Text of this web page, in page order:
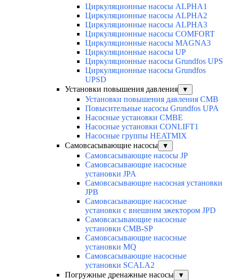
Циркуляционные насосы ALPHA1
Циркуляционные насосы ALPHA2
Циркуляционные насосы ALPHA3
Циркуляционные насосы COMFORT
Циркуляционные насосы MAGNA3
Циркуляционные насосы UP
Циркуляционные насосы Grundfos UPS
Циркуляционные насосы Grundfos
UPSD
Установки повышения давления
▼
Установки повышения давления CMB
Повысительные насосы Grundfos UPA
Насосные установки CMBE
Насосные установки CONLIFT1
Насосные группы HEATMIX
Самовсасывающие насосы
▼
Самовсасывающие насосы JP
Самовсасывающие насосные
установки JPA
Самовсасывающие насосная установки
JPB
Самовсасывающие насосные
установки с внешним эжектором JPD
Самовсасывающие насосные
установки CMB-SP
Самовсасывающие насосные
установки MQ
Cамовсасывающие насосные
установки SCALA2
Погружные дренажные насосы
▼